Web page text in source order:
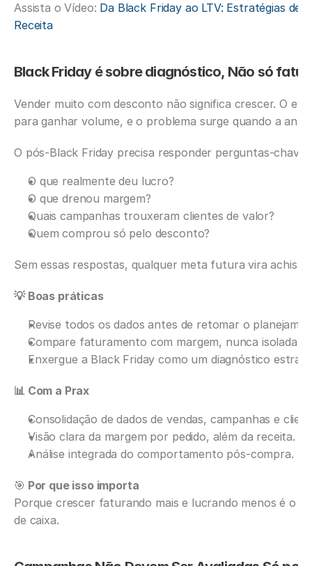
Assista o Vídeo: Da Black Friday ao LTV: Estratégias de
Receita
Black Friday é sobre diagnóstico, Não só
Vender muito com desconto não significa crescer. O
para ganhar volume, e o problema surge quando a
O pós-Black Friday precisa responder perguntas-chave:
O que realmente deu lucro?
O que drenou margem?
Quais campanhas trouxeram clientes de valor?
Quem comprou só pelo desconto?
Sem essas respostas, qualquer meta futura vira
💡 Boas práticas
Revise todos os dados antes de retomar o
Compare faturamento com margem, nunca
Enxergue a Black Friday como um diagnóstico
📊 Com a Prax
Consolidação de dados de vendas, campanhas e
Visão clara da margem por pedido, além da receita.
Análise integrada do comportamento pós-compra.
🎯 Por que isso importa
Porque crescer faturando mais e lucrando menos é o
de caixa.